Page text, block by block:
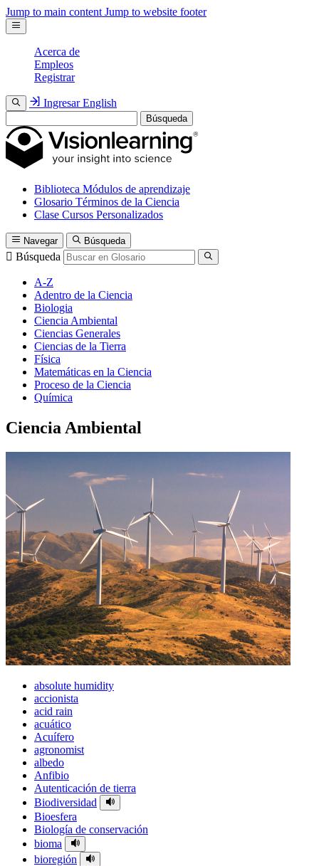
Jump to main content Jump to website footer
Acerca de
Empleos
Registrar
Ingresar English
Búsqueda
Biblioteca Módulos de aprendizaje
Glosario Términos de la Ciencia
Clase Cursos Personalizados
Navegar Búsqueda
Búsqueda
A-Z
Adentro de la Ciencia
Biologia
Ciencia Ambiental
Ciencias Generales
Ciencias de la Tierra
Física
Matemáticas en la Ciencia
Proceso de la Ciencia
Química
Ciencia Ambiental
absolute humidity
accionista
acid rain
acuático
Acuífero
agronomist
albedo
Anfibio
Autenticación de tierra
Biodiversidad
Bioesfera
Biología de conservación
bioma
bioregión